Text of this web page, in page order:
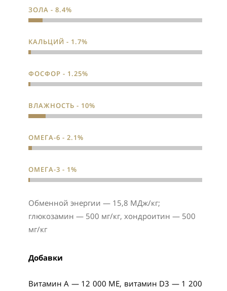
ЗОЛА - 8.4%
КАЛЬЦИЙ - 1.7%
ФОСФОР - 1.25%
ВЛАЖНОСТЬ - 10%
ОМЕГА-6 - 2.1%
ОМЕГА-3 - 1%
Обменной энергии — 15,8 МДж/кг;
глюкозамин — 500 мг/кг, хондроитин — 500
мг/кг
Добавки
Витамин А — 12 000 МЕ, витамин D3 — 1 200